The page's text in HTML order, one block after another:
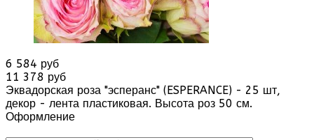
6 584 руб
11 378 руб
Эквадорская роза "эсперанс" (ESPERANCE) - 25 шт,
декор - лента пластиковая. Высота роз 50 см.
Оформление